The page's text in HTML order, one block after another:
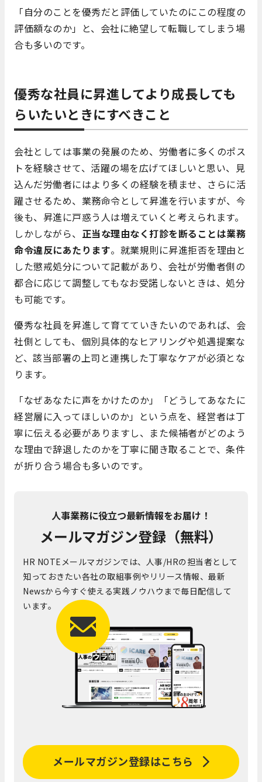
「自分のことを優秀だと評価していたのにこの程度の
評価額なのか」と、会社に絶望して転職してしまう場
合も多いのです。
優秀な社員に昇進してより成長しても
らいたいときにすべきこと
会社としては事業の発展のため、労働者に多くのポス
トを経験させて、活躍の場を広げてほしいと思い、見
込んだ労働者にはより多くの経験を積ませ、さらに活
躍させるため、業務命令として昇進を行いますが、今
後も、昇進に戸惑う人は増えていくと考えられます。
しかしながら、 正当な理由なく打診を断ることは業務
命令違反にあたります。就業規則に昇進拒否を理由と
した懲戒処分について記載があり、会社が労働者側の
都合に応じて調整してもなお受諾しないときは、処分
も可能です。
優秀な社員を昇進して育てていきたいのであれば、会
社側としても、個別具体的なヒアリングや処遇提案な
ど、該当部署の上司と連携した丁寧なケアが必須とな
ります。
「なぜあなたに声をかけたのか」「どうしてあなたに
経営層に入ってほしいのか」という点を、経営者は丁
寧に伝える必要がありますし、また候補者がどのよう
な理由で辞退したのかを丁寧に聞き取ることで、条件
が折り合う場合も多いのです。
人事業務に役立つ最新情報をお届け！
メールマガジン登録（無料）
HR NOTEメールマガジンでは、人事/HRの担当者として
知っておきたい各社の取組事例やリリース情報、最新
Newsから今すぐ使える実践ノウハウまで毎日配信して
います。
メールマガジン登録はこちら